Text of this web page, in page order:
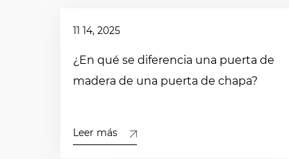
11 14, 2025
¿En qué se diferencia una puerta de
madera de una puerta de chapa?
Leer más